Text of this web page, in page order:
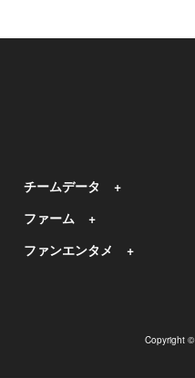
チームデータ
ファーム
ファンエンタメ
Copyright